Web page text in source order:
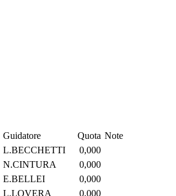
Guidatore Quota Note
L.BECCHETTI
0,000
N.CINTURA
0,000
E.BELLEI
0,000
L.LOVERA
0,000